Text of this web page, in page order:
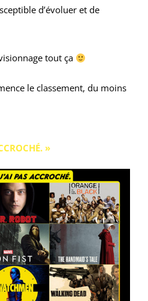
d’évoluer et de
tout ça
le classement, du moins
»